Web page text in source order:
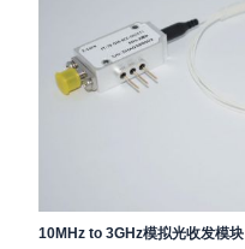
10MHz to 3GHz模拟光收发模块